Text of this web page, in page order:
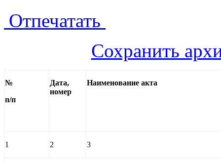
Отпечатать
Сохранить
№
п/п
Дата,
номер
Наименование акта
1 2 3